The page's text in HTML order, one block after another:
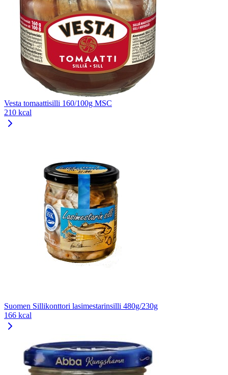
Vesta tomaattisilli 160/100g MSC
210 kcal
Suomen Sillikonttori lasimestarinsilli 480g/230g
166 kcal